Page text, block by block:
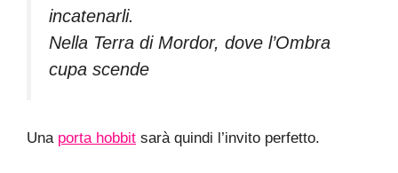
incatenarli.
Nella Terra di Mordor, dove l’Ombra
cupa scende
Una porta hobbit sarà quindi l’invito perfetto.